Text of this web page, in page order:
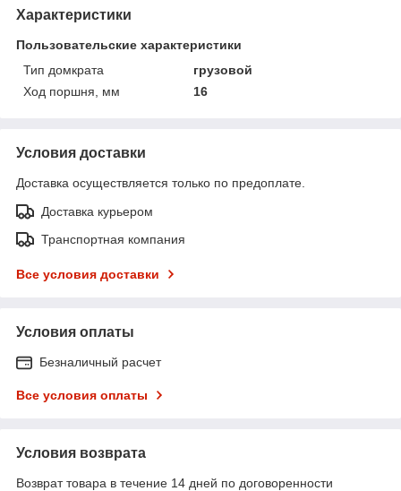
Характеристики
Пользовательские характеристики
Тип домкрата
грузовой
Ход поршня, мм
16
Условия доставки
Доставка осуществляется только по предоплате.
Доставка курьером
Транспортная компания
Все условия доставки
Условия оплаты
Безналичный расчет
Все условия оплаты
Условия возврата
Возврат товара в течение 14 дней по договоренности